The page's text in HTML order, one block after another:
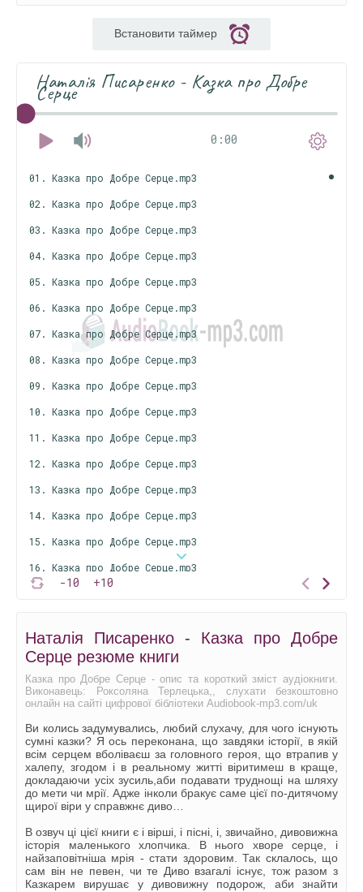
Встановити таймер
Наталія Писаренко - Казка про Добре
Серце
0:00
-10 +10
01. Казка про Добре Серце.mp3
02. Казка про Добре Серце.mp3
03. Казка про Добре Серце.mp3
04. Казка про Добре Серце.mp3
05. Казка про Добре Серце.mp3
06. Казка про Добре Серце.mp3
07. Казка про Добре Серце.mp3
08. Казка про Добре Серце.mp3
09. Казка про Добре Серце.mp3
10. Казка про Добре Серце.mp3
11. Казка про Добре Серце.mp3
12. Казка про Добре Серце.mp3
13. Казка про Добре Серце.mp3
14. Казка про Добре Серце.mp3
15. Казка про Добре Серце.mp3
16. Казка про Добре Серце.mp3
17. Казка про Добре Серце.mp3
19. Казка про Добре Серце.mp3
20. Казка про Добре Серце.mp3
21. Казка про Добре Серце.mp3
22. Казка про Добре Серце.mp3
23. Казка про Добре Серце.mp3
24. Казка про Добре Серце.mp3
25. Казка про Добре Серце.mp3
26. Казка про Добре Серце.mp3
27. Казка про Добре Серце.mp3
28. Казка про Добре Серце.mp3
Наталія Писаренко - Казка про Добре
Серце резюме книги
Казка про Добре Серце - опис та короткий зміст аудіокниги.
Виконавець: Роксоляна Терлецька,, слухати безкоштовно
онлайн на сайті цифрової бібліотеки Audiobook-mp3.com/uk
Ви колись задумувались, любий слухачу, для чого існують
сумні казки? Я ось переконана, що завдяки історії, в якій
всім серцем вболіваєш за головного героя, що втрапив у
халепу, згодом і в реальному житті віритимеш в краще,
докладаючи усіх зусиль,аби подавати труднощі на шляху
до мети чи мрії. Адже інколи бракує саме цієї по-дитячому
щирої віри у справжнє диво…
В озвуч ці цієї книги є і вірші, і пісні, і, звичайно, дивовижна
історія маленького хлопчика. В нього хворе серце, і
найзаповітніша мрія - стати здоровим. Так склалось, що
сам він не певен, чи те Диво взагалі існує, тож разом з
Казкарем вирушає у дивовижну подорож, аби знайти